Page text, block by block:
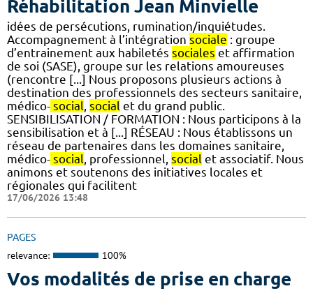
Réhabilitation Jean Minvielle
idées de persécutions, rumination/inquiétudes.
Accompagnement à l’intégration sociale : groupe
d’entrainement aux habiletés sociales et affirmation
de soi (SASE), groupe sur les relations amoureuses
(rencontre [...] Nous proposons plusieurs actions à
destination des professionnels des secteurs sanitaire,
médico- social, social et du grand public.
SENSIBILISATION / FORMATION : Nous participons à la
sensibilisation et à [...] RÉSEAU : Nous établissons un
réseau de partenaires dans les domaines sanitaire,
médico- social, professionnel, social et associatif. Nous
animons et soutenons des initiatives locales et
régionales qui facilitent
17/06/2026 13:48
PAGES
relevance: 100%
Vos modalités de prise en charge